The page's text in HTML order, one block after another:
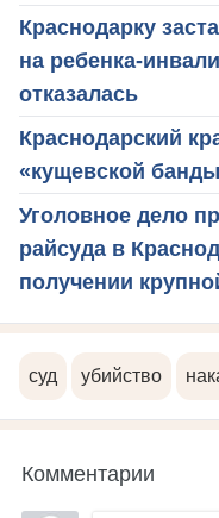
Краснодарку
на ребенка-
отказалась
Краснодарский
«кущевской
Уголовное дело
райсуда в
получении
суд убийство
Комментарии